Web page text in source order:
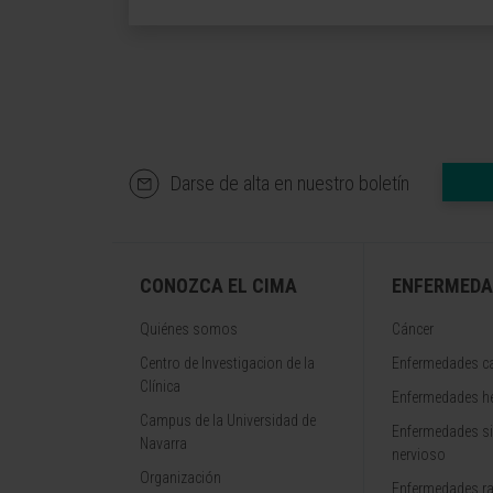
Darse de alta en nuestro boletín
CONOZCA EL CIMA
Quiénes somos
Centro de Investigacion de la
Clínica
Campus de la Universidad de
Navarra
Organización
Cáncer
Enfermedades
Enfermedades
Enfermedades
nervioso
Enfermedades